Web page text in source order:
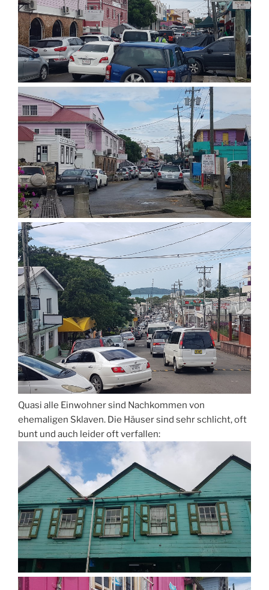
Quasi alle Einwohner sind Nachkommen von
ehemaligen Sklaven. Die Häuser sind sehr schlicht, oft
bunt und auch leider oft verfallen: